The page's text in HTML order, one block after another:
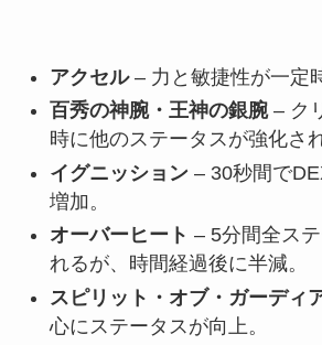
アクセル– 力と敏捷性が一定
百秀の神腕・王神の銀腕– ク
時に他のステータスが強化さ
イグニッション– 30秒間で
増加。
オーバーヒート – 5分間全ス
れるが、時間経過後に半減。
スピリット・オブ・ガーディ
心にステータスが向上。